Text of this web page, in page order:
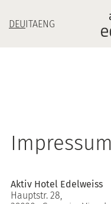
DEUITAENG
Impressum
Aktiv Hotel Edelweiss
Hauptstr. 28,